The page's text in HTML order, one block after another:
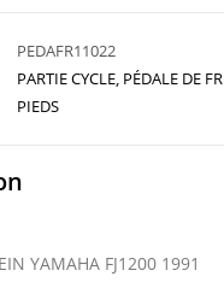
PEDAFR11022
PARTIE CYCLE PÉDALE DE
PIEDS
YAMAHA FJ1200 1991